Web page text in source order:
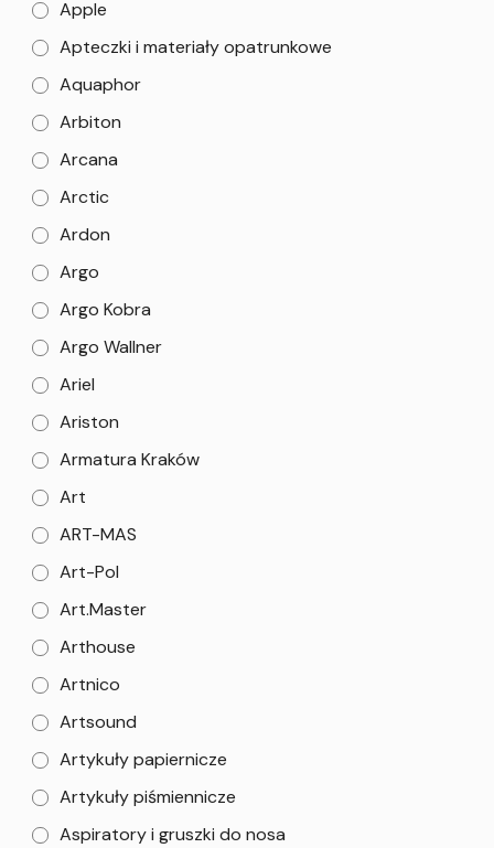
Apple
Apteczki i materiały opatrunkowe
Aquaphor
Arbiton
Arcana
Arctic
Ardon
Argo
Argo Kobra
Argo Wallner
Ariel
Ariston
Armatura Kraków
Art
ART-MAS
Art-Pol
Art.Master
Arthouse
Artnico
Artsound
Artykuły papiernicze
Artykuły piśmiennicze
Aspiratory i gruszki do nosa